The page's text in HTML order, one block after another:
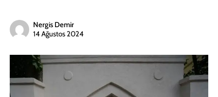
Nergis Demir
14 Ağustos 2024